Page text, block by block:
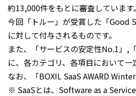
約13,000件をもとに審査しています。
今回「トルー」が受賞した「Good
に対して付与されるものです。
また、「サービスの安定性No.1」,
に、各カテゴリ、各項目において
なお、「BOXIL SaaS AWARD
※ SaaSとは、Software as a